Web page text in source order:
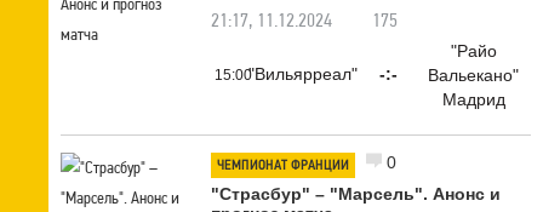
21:17, 11.12.2024 175
15:00"Вильярреал" -:-
"Райо
Вальекано"
Мадрид
ЧЕМПИОНАТ ФРАНЦИИ
0
"Страсбур" – "Марсель". Анонс и